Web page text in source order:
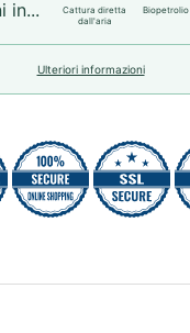
in...
Cattura diretta
dall'aria
Biopetrolio
Ulteriori informazioni